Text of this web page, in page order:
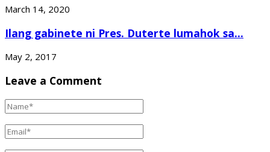
March 14, 2020
Ilang gabinete ni Pres. Duterte lumahok sa...
May 2, 2017
Leave a Comment